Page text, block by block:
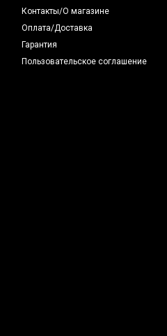
Контакты/О магазине
Оплата/Доставка
Гарантия
Пользовательское соглашение